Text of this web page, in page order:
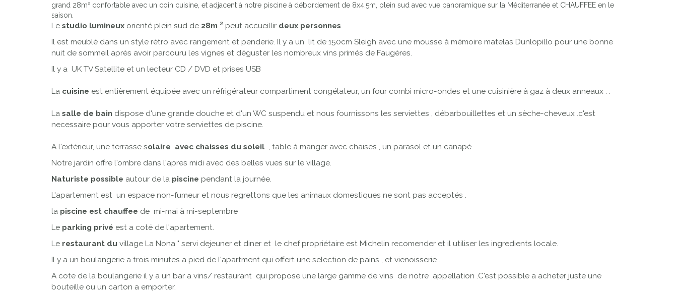
grand 28m² confortable avec un coin cuisine, et adjacent à notre piscine à débordement de 8x4.5m, plein sud avec vue panoramique sur la Méditerranée et CHAUFFEE en le
saison.
Le studio lumineux orienté plein sud de 28m ² peut accueillir deux personnes.
Il est meublé dans un style rétro avec rangement et penderie. Il y a un lit de 150cm Sleigh avec une mousse à mémoire matelas Dunlopillo pour une bonne
nuit de sommeil après avoir parcouru les vignes et déguster les nombreux vins primés de Faugères.
Il y a UK TV Satellite et un lecteur CD / DVD et prises USB
La cuisine est entièrement équipée avec un réfrigérateur compartiment congélateur, un four combi micro-ondes et une cuisinière à gaz à deux anneaux . .
La salle de bain dispose d'une grande douche et d'un WC suspendu et nous fournissons les serviettes , débarbouillettes et un sèche-cheveux .c'est
necessaire pour vous apporter votre serviettes de piscine.
A l'extérieur, une terrasse solaire avec chaisses du soleil , table à manger avec chaises , un parasol et un canapé
Notre jardin offre l'ombre dans l'apres midi avec des belles vues sur le village.
Naturiste possible autour de la piscine pendant la journée.
L'apartement est un espace non-fumeur et nous regrettons que les animaux domestiques ne sont pas acceptés .
la piscine est chauffee de mi-mai à mi-septembre
Le parking privé est a coté de l'apartement.
Le restaurant du village La Nona " servi dejeuner et diner et le chef propriétaire est Michelin recomender et il utiliser les ingredients locale.
Il y a un boulangerie a trois minutes a pied de l'apartment qui offert une selection de pains , et vienoisserie .
A cote de la boulangerie il y a un bar a vins/ restaurant qui propose une large gamme de vins de notre appellation .C'est possible a acheter juste une
bouteille ou un carton a emporter.